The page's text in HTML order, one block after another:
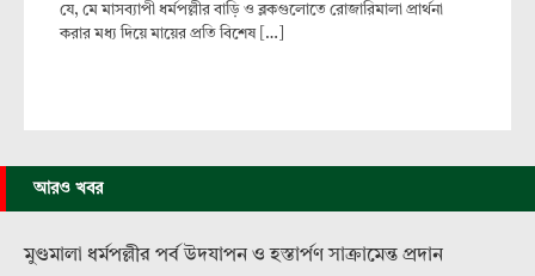
যে, মে মাসব্যাপী ধর্মপল্লীর বাড়ি ও ব্লকগুলোতে রোজারিমালা প্রার্থনা
করার মধ্য দিয়ে মায়ের প্রতি বিশেষ […]
আরও খবর
মুণ্ডমালা ধর্মপল্লীর পর্ব উদযাপন ও হস্তার্পণ সাক্রামেন্ত প্রদান